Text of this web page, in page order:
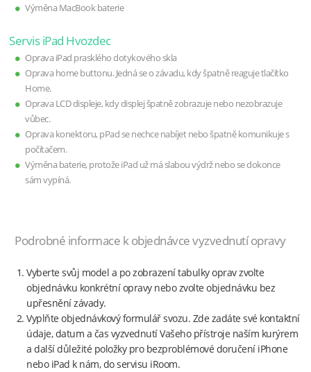
Výměna MacBook baterie
Servis iPad Hvozdec
Oprava iPad prasklého dotykového skla
Oprava home buttonu. Jedná se o závadu, kdy špatně reaguje tlačítko
Home.
Oprava LCD displeje, kdy displej špatně zobrazuje nebo nezobrazuje
vůbec.
Oprava konektoru, pPad se nechce nabíjet nebo špatně komunikuje s
počítačem.
Výměna baterie, protože iPad už má slabou výdrž nebo se dokonce
sám vypíná.
Podrobné informace k objednávce vyzvednutí opravy
Vyberte svůj model a po zobrazení tabulky oprav zvolte
objednávku konkrétní opravy nebo zvolte objednávku bez
upřesnění závady.
Vyplňte objednávkový formulář svozu. Zde zadáte své kontaktní
údaje, datum a čas vyzvednutí Vašeho přístroje naším kurýrem
a další důležité položky pro bezproblémové doručení iPhone
nebo iPad k nám, do servisu iRoom.